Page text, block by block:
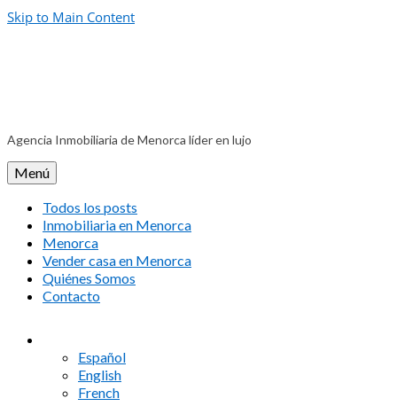
Skip to Main Content
Agencia Inmobiliaria de Menorca líder en lujo
Menú
Todos los posts
Inmobiliaria en Menorca
Menorca
Vender casa en Menorca
Quiénes Somos
Contacto
Español
English
French